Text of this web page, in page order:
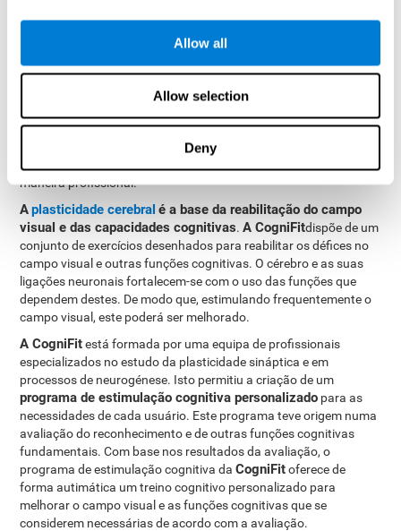
Allow all
Allow selection
Deny
Como reabilitar ou melhorar o
campo visual?
O campo visual, em alguns casos, pode melhorar-se através de
treino. Na CogniFit
maneira profissional.
Aplasticidade cerebral é a base da reabilitação do campo
visual e das capacidades cognitivas.A CogniFitdispõe de um
conjunto de exercícios desenhados para reabilitar os défices no
campo visual e outras funções cognitivas. O cérebro e as suas
ligações neuronais fortalecem-se com o uso das funções que
dependem destes. De modo que, estimulando frequentemente o
campo visual, este poderá ser melhorado.
A CogniFitestá formada por uma equipa de profissionais
especializados no estudo da plasticidade sináptica e em
processos de neurogénese. Isto permitiu a criação de um
programa de estimulação cognitiva personalizado para as
necessidades de cada usuário. Este programa teve origem numa
avaliação do reconhecimento e de outras funções cognitivas
fundamentais. Com base nos resultados da avaliação, o
programa de estimulação cognitiva daCogniFitoferece de
forma autimática um treino cognitivo personalizado para
melhorar o campo visual e as funções cognitivas que se
considerem necessárias de acordo com a avaliação.